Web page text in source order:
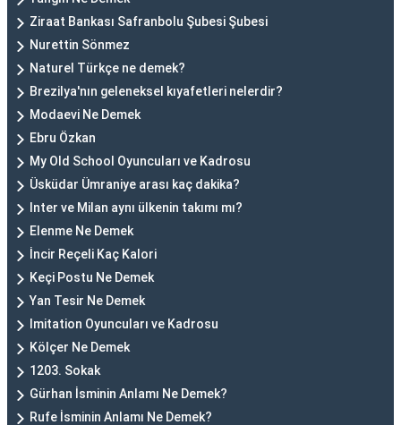
Ziraat Bankası Safranbolu Şubesi Şubesi
Nurettin Sönmez
Naturel Türkçe ne demek?
Brezilya'nın geleneksel kıyafetleri nelerdir?
Modaevi Ne Demek
Ebru Özkan
My Old School Oyuncuları ve Kadrosu
Üsküdar Ümraniye arası kaç dakika?
Inter ve Milan aynı ülkenin takımı mı?
Elenme Ne Demek
İncir Reçeli Kaç Kalori
Keçi Postu Ne Demek
Yan Tesir Ne Demek
Imitation Oyuncuları ve Kadrosu
Kölçer Ne Demek
1203. Sokak
Gürhan İsminin Anlamı Ne Demek?
Rufe İsminin Anlamı Ne Demek?